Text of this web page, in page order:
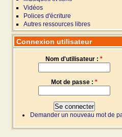
Vidéos
Polices d'écriture
Autres ressources libres
Connexion utilisateur
Nom d'utilisateur : *
Mot de passe : *
Demander un nouveau mot de